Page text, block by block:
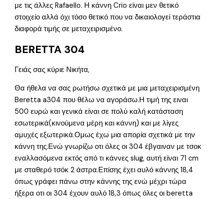
με τις άλλες Rafaello. Η κάννη Crio είναι μεν θετικό
στοιχείο αλλά όχι τόσο θετικό που να δικαιολογεί τεράστια
διαφορά τιμής σε μεταχειρισμένο.
BERETTA 304
Γειάς σας κύριε Νικήτα,
Θα ήθελα να σας ρωτήσω σχετικά με μια μεταχειρισμένη
Beretta a304 που θέλω να αγοράσω.Η τιμή της ειναι
500 ευρώ και γενικά είναι σε πολύ καλή κατάσταση
εσωτερικά(κινούμενα μέρη και κάννη) και με λίγες
αμυχές εξωτερικά.Ομως έχω μια απορία σχετικά με την
κάννη της.Ενώ γνωρίζω οτι όλες οι 304 έβγαιναν με τσοκ
εναλλασόμενα εκτός από τι κάννες slug, αυτή είναι 71 cm
με σταθερό τσόκ 2 άστρα.Επίσης έχει αυλό κάννης 18,4
όπως γράφει πάνω στην κάννης της ενώ μέχρι τώρα
ήξερα οτι οι 304 έχουν αυλό 18,3 όπως όλες οι beretta